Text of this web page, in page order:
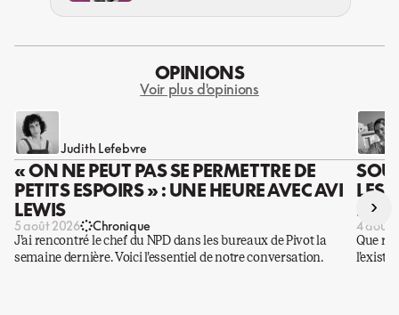
OPINIONS
Voir plus d'opinions
Judith Lefebvre
« ON NE PEUT PAS SE PERMETTRE DE
PETITS ESPOIRS » : UNE HEURE AVEC AVI
LEWIS
5 août 2026 Chronique
J’ai rencontré le chef du NPD dans les bureaux de Pivot la
semaine dernière. Voici l’essentiel de notre conversation.
LES
DES
4 août
Que
›